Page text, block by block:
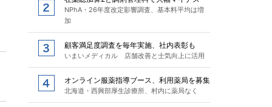
NPhA・26年度改定影響調査、基本料平均は増
加
顧客満足度調査を毎年実施、社内表彰も
いまいメディカル 店舗改善と士気向上に活用
オンライン服薬指導ブース、利用薬局を募集
北海道・西興部厚生診療所、村内に薬局なく